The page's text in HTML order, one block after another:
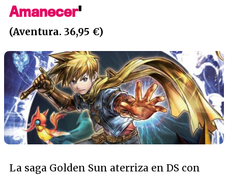
Amanecer'
(Aventura. 36,95 €)
La saga Golden Sun aterriza en DS con